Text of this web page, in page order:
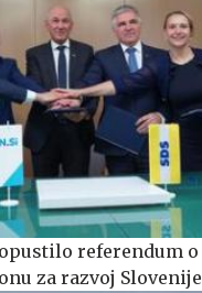
referendum o
za razvoj Slovenije